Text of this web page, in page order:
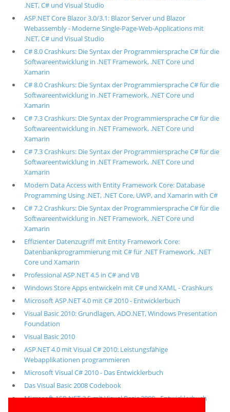
.NET, C# und Visual Studio
ASP.NET Core Blazor 3.0/3.1: Blazor Server und Blazor
Webassembly - Moderne Single-Page-Web-Applications mit
.NET, C# und Visual Studio
C# 8.0 Crashkurs: Die Syntax der Programmiersprache C# für die
Softwareentwicklung in .NET Framework, .NET Core und
Xamarin
C# 8.0 Crashkurs: Die Syntax der Programmiersprache C# für die
Softwareentwicklung in .NET Framework, .NET Core und
Xamarin
C# 7.3 Crashkurs: Die Syntax der Programmiersprache C# für die
Softwareentwicklung in .NET Framework, .NET Core und
Xamarin
C# 7.3 Crashkurs: Die Syntax der Programmiersprache C# für die
Softwareentwicklung in .NET Framework, .NET Core und
Xamarin
Modern Data Access with Entity Framework Core: Database
Programming Using .NET, .NET Core, UWP, and Xamarin with C#
C# 7.2 Crashkurs: Die Syntax der Programmiersprache C# für die
Softwareentwicklung in .NET Framework, .NET Core und
Xamarin
Effizienter Datenzugriff mit Entity Framework Core:
Datenbankprogrammierung mit C# für .NET Framework, .NET
Core und Xamarin
Professional ASP.NET 4.5 in C# and VB
Windows Store Apps entwickeln mit C# und XAML - Crashkurs
Microsoft ASP.NET 4.0 mit C# 2010 - Entwicklerbuch
Visual Basic 2010: Grundlagen, ADO.NET, Windows Presentation
Foundation
Visual Basic 2010
ASP.NET 4.0 mit Visual C# 2010: Leistungsfähige
Webapplikationen programmieren
Microsoft Visual C# 2010 - Das Entwicklerbuch
Das Visual Basic 2008 Codebook
Microsoft ASP.NET 3.5 mit Visual Basic 2008 - Entwicklerbuch